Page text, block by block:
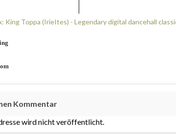
Kommentar
wird nicht veröffentlicht.